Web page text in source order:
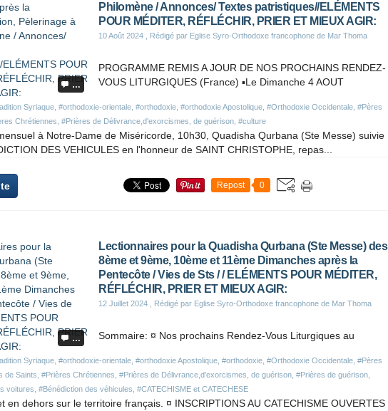
…
Philomène / Annonces/ Textes patristiques//ELÉMENTS
POUR MÉDITER, RÉFLÉCHIR, PRIER ET MIEUX AGIR:
10 Août 2024 , Rédigé par Eglise Syro-Orthodoxe francophone de Mar Thoma
Syriaque #orthodoxie-orientale #orthodoxie #orthodoxie Apostolique #Orthodoxie Occidentale #Pères
Chrétiennes #Prières de Délivrance,d'exorcismes, de guérison #culture
PROGRAMME REMIS A JOUR DE NOS PROCHAINS RENDEZ-
VOUS LITURGIQUES (France) ▪Le Dimanche 4 AOUT
à Notre-Dame de Miséricorde, 10h30, Quadisha Qurbana (Ste Messe) suivie
DES VEHICULES en l'honneur de SAINT CHRISTOPHE, repas...
Repost 0
…
Lectionnaires pour la Quadisha Qurbana (Ste Messe) des
8ème et 9ème, 10ème et 11ème Dimanches après la
Pentecôte / Vies de Sts / / ELÉMENTS POUR MÉDITER,
RÉFLÉCHIR, PRIER ET MIEUX AGIR:
12 Juillet 2024 , Rédigé par Eglise Syro-Orthodoxe francophone de Mar Thoma
Syriaque #orthodoxie-orientale #orthodoxie Apostolique #orthodoxie #Orthodoxie Occidentale #Pères
de Saints #Prières Chrétiennes #Prières de Délivrance,d'exorcismes, de guérison #Prières de guérison
voitures #Bénédiction des véhicules #CATECHISME et CATECHESE
Sommaire: ¤ Nos prochains Rendez-Vous Liturgiques au
en dehors sur le territoire français. ¤ INSCRIPTIONS AU CATECHISME OUVERTES